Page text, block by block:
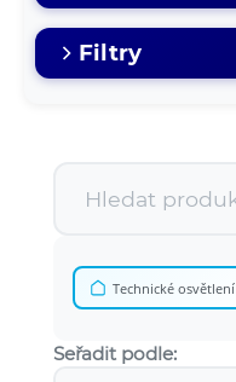
Filtry
Technické osvětlení
Seřadit podle: